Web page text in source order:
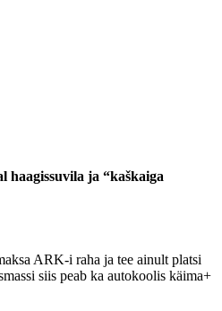
haagissuvila ja “kaškaiga
ARK-i raha ja tee ainult platsi
siis peab ka autokoolis käima+